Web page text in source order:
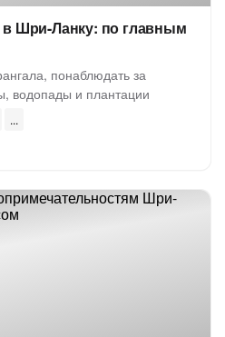
Шри-Ланку: по главным
понаблюдать за
водопады и плантации